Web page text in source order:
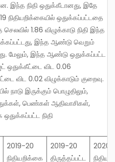
இந்த நிதி ஒதுக்கீடானது, இதே
நிதியறிக்கையில் ஒதுக்கப்பட்டதை
1.86 விழுக்காடு நிதி இந்த
இந்த ஆண்டு வெறும்
மேலும், இந்த ஆண்டு ஒதுக்கப்பட்ட
ஒதுக்கீட்டை விட 0.06
விட 0.02 விழுக்காடும் குறைவு.
நாடு இருக்கும் பொழுதிலும்,
பெண்கள் ஆதிவாசிகள்,
நிதி
2019-20
நிதியறிக்கை
2019-20
திருத்தப்பட்ட
2020-